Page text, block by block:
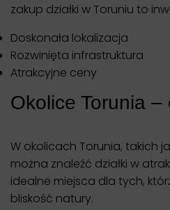
zakup działki w Toruniu to
Doskonała lokalizacja
Rozwinięta infrastruktura
Atrakcyjne ceny
Okolice Torunia –
W okolicach Torunia, takich
można znaleźć działki w
idealne miejsca dla tych,
bliskość natury.